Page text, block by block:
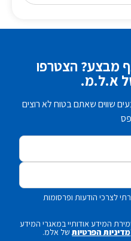
מבצע? הצטרפו
א.ל.מ.
שווים שאתם בטוח לא רוצים
הודעות ופרסומות
המידע אודותיי במאגרי המידע
מדיניות הפרטיותשל אלמ.